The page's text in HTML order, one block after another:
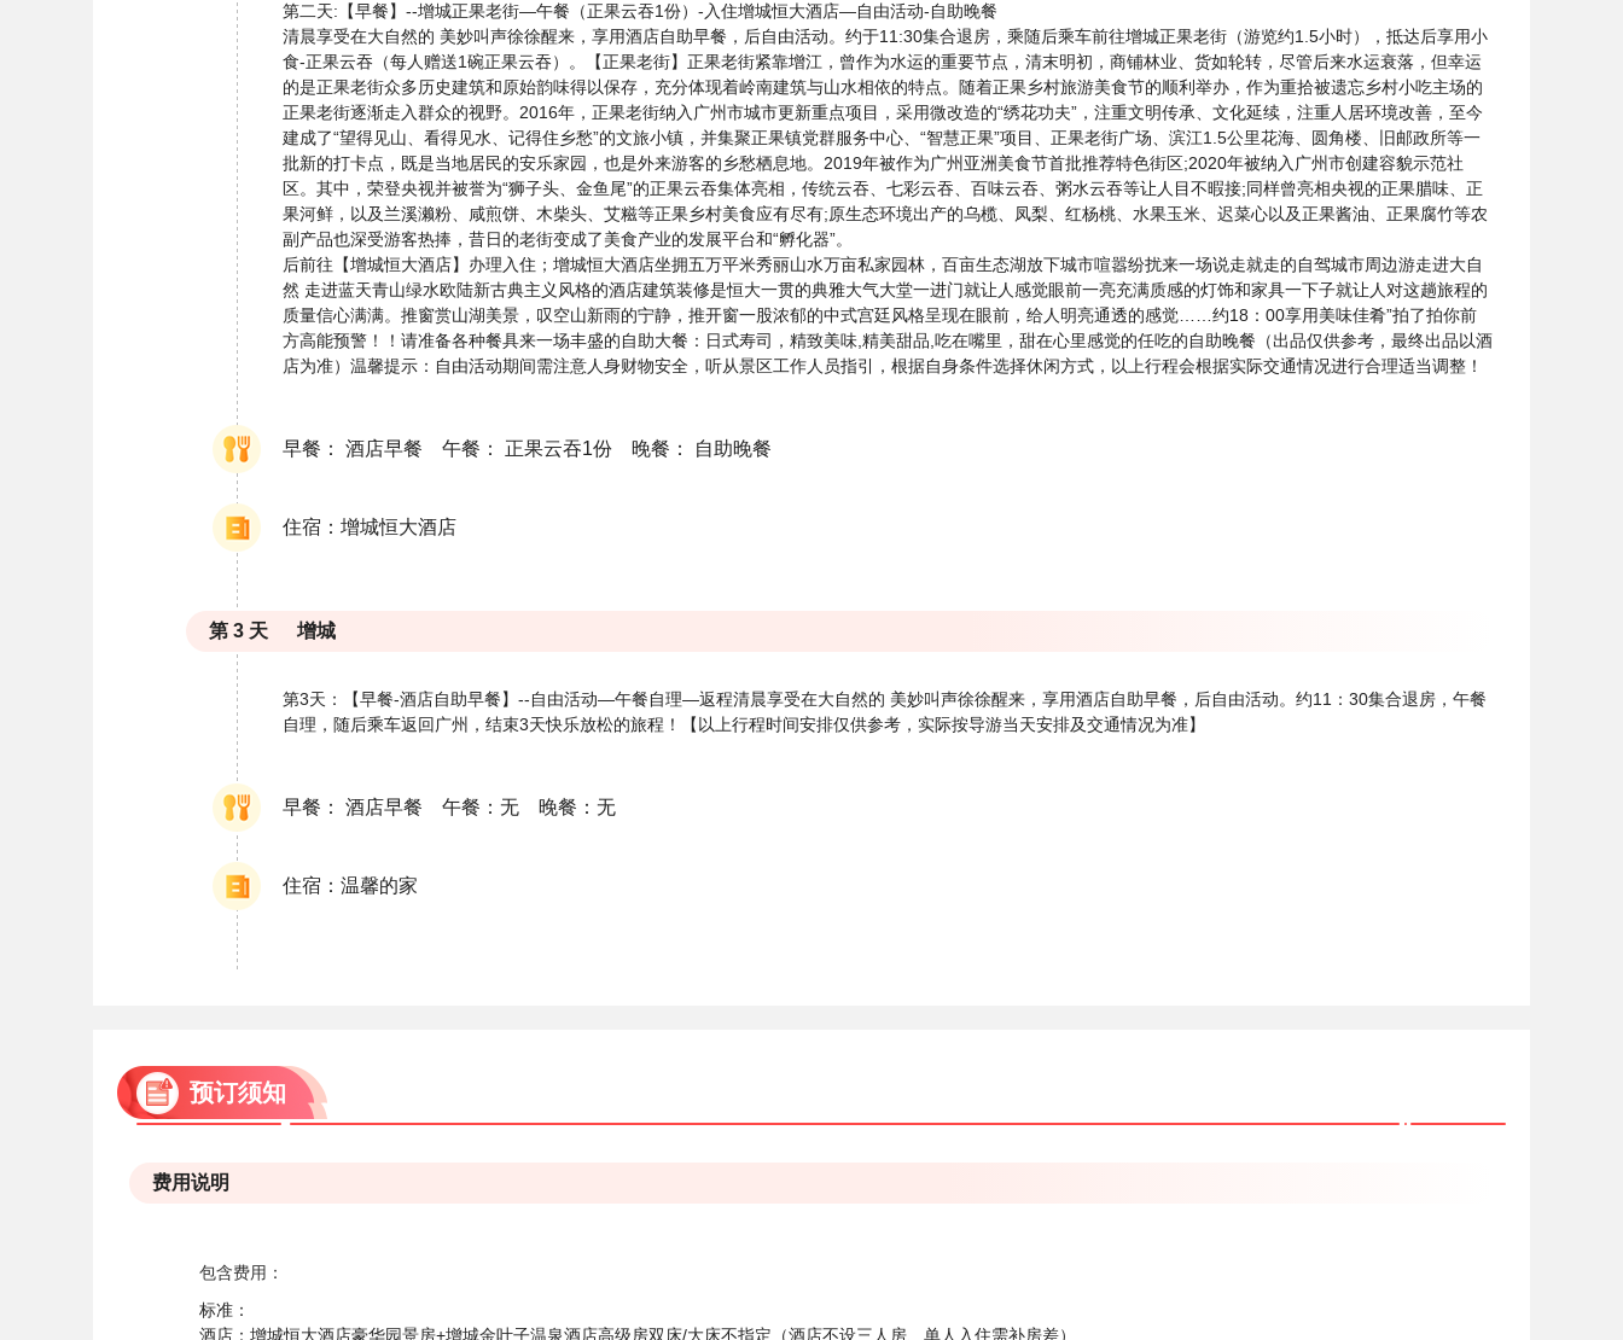
第二天:【早餐】--增城正果老街—午餐（正果云吞1份）-入住增城恒大酒店—自由活动-自助晚餐
清晨享受在大自然的 美妙叫声徐徐醒来，享用酒店自助早餐，后自由活动。约于11:30集合退房，乘随后乘车前往增城正果老街（游览约1.5小时），抵达后享用小
食-正果云吞（每人赠送1碗正果云吞）。【正果老街】正果老街紧靠增江，曾作为水运的重要节点，清末明初，商铺林业、货如轮转，尽管后来水运衰落，但幸运
的是正果老街众多历史建筑和原始韵味得以保存，充分体现着岭南建筑与山水相依的特点。随着正果乡村旅游美食节的顺利举办，作为重拾被遗忘乡村小吃主场的
正果老街逐渐走入群众的视野。2016年，正果老街纳入广州市城市更新重点项目，采用微改造的“绣花功夫”，注重文明传承、文化延续，注重人居环境改善，至今
建成了“望得见山、看得见水、记得住乡愁”的文旅小镇，并集聚正果镇党群服务中心、“智慧正果”项目、正果老街广场、滨江1.5公里花海、圆角楼、旧邮政所等一
批新的打卡点，既是当地居民的安乐家园，也是外来游客的乡愁栖息地。2019年被作为广州亚洲美食节首批推荐特色街区;2020年被纳入广州市创建容貌示范社
区。其中，荣登央视并被誉为“狮子头、金鱼尾”的正果云吞集体亮相，传统云吞、七彩云吞、百味云吞、粥水云吞等让人目不暇接;同样曾亮相央视的正果腊味、正
果河鲜，以及兰溪濑粉、咸煎饼、木柴头、艾糍等正果乡村美食应有尽有;原生态环境出产的乌榄、凤梨、红杨桃、水果玉米、迟菜心以及正果酱油、正果腐竹等农
副产品也深受游客热捧，昔日的老街变成了美食产业的发展平台和“孵化器”。
后前往【增城恒大酒店】办理入住；增城恒大酒店坐拥五万平米秀丽山水万亩私家园林，百亩生态湖放下城市喧嚣纷扰来一场说走就走的自驾城市周边游走进大自
然 走进蓝天青山绿水欧陆新古典主义风格的酒店建筑装修是恒大一贯的典雅大气大堂一进门就让人感觉眼前一亮充满质感的灯饰和家具一下子就让人对这趟旅程的
质量信心满满。推窗赏山湖美景，叹空山新雨的宁静，推开窗一股浓郁的中式宫廷风格呈现在眼前，给人明亮通透的感觉……约18：00享用美味佳肴”拍了拍你前
方高能预警！！请准备各种餐具来一场丰盛的自助大餐：日式寿司，精致美味,精美甜品,吃在嘴里，甜在心里感觉的任吃的自助晚餐（出品仅供参考，最终出品以酒
店为准）温馨提示：自由活动期间需注意人身财物安全，听从景区工作人员指引，根据自身条件选择休闲方式，以上行程会根据实际交通情况进行合理适当调整！
早餐： 酒店早餐 午餐： 正果云吞1份 晚餐： 自助晚餐
住宿：增城恒大酒店
第 3 天 增城
第3天：【早餐-酒店自助早餐】--自由活动—午餐自理—返程清晨享受在大自然的 美妙叫声徐徐醒来，享用酒店自助早餐，后自由活动。约11：30集合退房，午餐
自理，随后乘车返回广州，结束3天快乐放松的旅程！【以上行程时间安排仅供参考，实际按导游当天安排及交通情况为准】
早餐： 酒店早餐 午餐：无 晚餐：无
住宿：温馨的家
预订须知
费用说明
包含费用：
标准：
酒店：增城恒大酒店豪华园景房+增城金叶子温泉酒店高级房双床/大床不指定（酒店不设三人房、单人入住需补房差）